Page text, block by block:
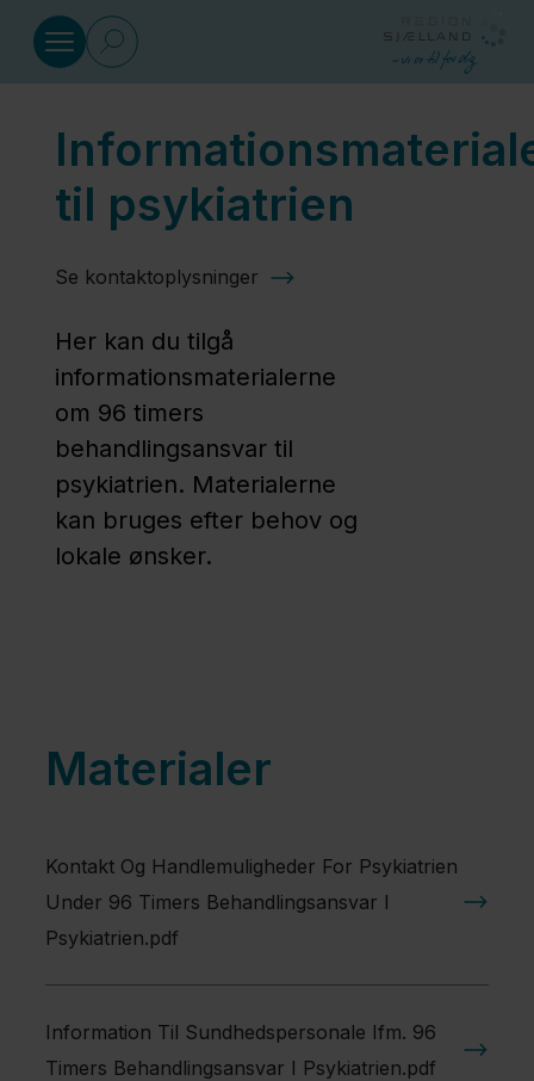
Sundhed
Social
og
miljø
Regional
Udvikling
Nyheder
Presse
os
Kontakt
til psykiatrien
Se kontaktoplysninger
Her kan du tilgå
informationsmaterialerne
om 96 timers
behandlingsansvar til
psykiatrien. Materialerne
kan bruges efter behov og
lokale ønsker.
Materialer
Kontakt Og Handlemuligheder For Psykiatrien
Under 96 Timers Behandlingsansvar I
Psykiatrien.pdf
Information Til Sundhedspersonale Ifm. 96
Timers Behandlingsansvar I Psykiatrien.pdf